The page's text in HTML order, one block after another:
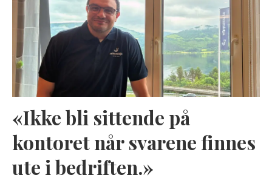
«Ikke bli sittende på
kontoret når svarene finnes
ute i bedriften.»